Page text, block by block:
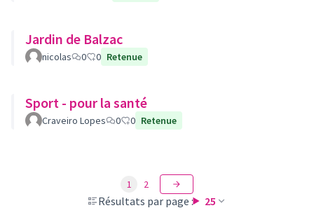
Jardin de Balzac
nicolas 0 0 Retenue
Sport - pour la santé
Craveiro Lopes 0 0 Retenue
Résultats par page : 25
1 2